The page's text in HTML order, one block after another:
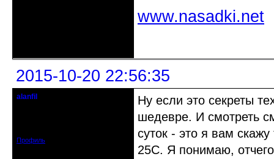
www.nasadki.net
2015-10-20 22:56:35
alanfil
Профиль
Ну если это секреты
шедевре. И смотреть
суток - это я вам
25С. Я понимаю,